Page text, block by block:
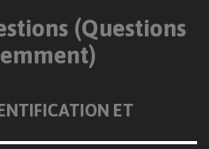
(Questions
ET